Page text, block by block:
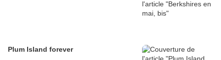
Plum Island forever